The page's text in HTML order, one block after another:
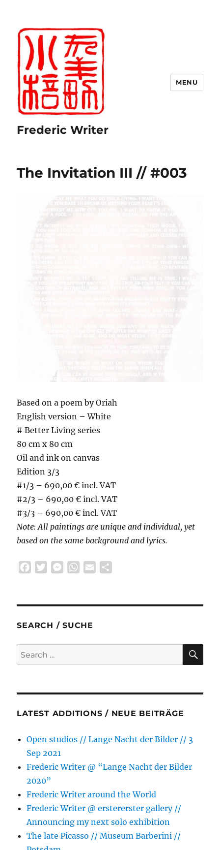
Frederic Writer
MENU
The Invitation III // #003
Based on a poem by Oriah
English version – White
# Better Living series
80 cm x 80 cm
Oil and ink on canvas
Edition 3/3
#1/3 – 690,00 € incl. VAT
#2/3 – 690,00 € incl. VAT
#3/3 – 690,00 € incl. VAT
Note: All paintings are unique and individual, yet
based on the same background and lyrics.
e
o
k
t
e
M
s
n
r
W
t
A
i
r
SEARCH / SUCHE
Search
for:
LATEST ADDITIONS / NEUE BEITRÄGE
Open studios // Lange Nacht der Bilder // 3
Sep 2021
Frederic Writer @ “Lange Nacht der Bilder
2020”
Frederic Writer around the World
Frederic Writer @ erstererster gallery //
Announcing my next solo exhibition
The late Picasso // Museum Barberini //